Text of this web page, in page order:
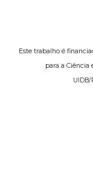
Este trabalho é
para a Ciência
UIDB/